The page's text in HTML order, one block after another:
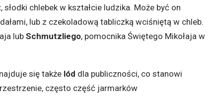
, słodki chlebek w kształcie ludzika. Może być on
lub z czekoladową tabliczką wciśniętą w chleb.
lubSchmutzliego, pomocnika Świętego Mikołaja w
się także lód dla publiczności, co stanowi
często część jarmarków